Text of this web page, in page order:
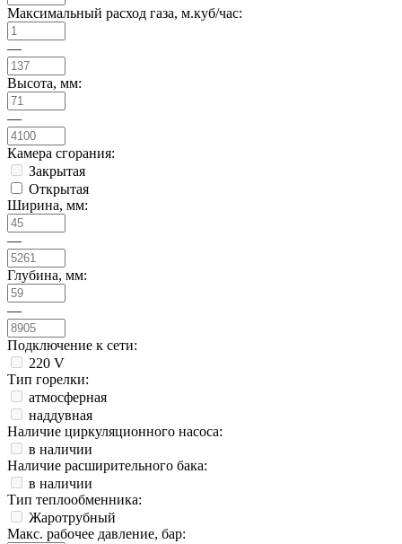
Максимальный расход газа, м.куб/час:
—
Высота, мм:
—
Камера сгорания:
Закрытая
Открытая
Ширина, мм:
—
Глубина, мм:
—
Подключение к сети:
220 V
Тип горелки:
атмосферная
наддувная
Наличие циркуляционного насоса:
в наличии
Наличие расширительного бака:
в наличии
Тип теплообменника:
Жаротрубный
Макс. рабочее давление, бар: